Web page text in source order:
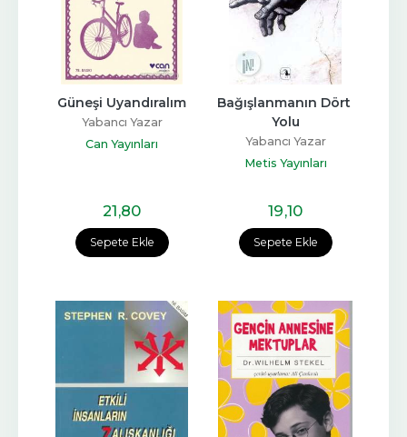
Sepete Ekle
Güneşi Uyandıralım
Yabancı Yazar
Can Yayınları
21,80
Sepete Ekle
Bağışlanmanın Dört
Yolu
Yabancı Yazar
Metis Yayınları
19,10